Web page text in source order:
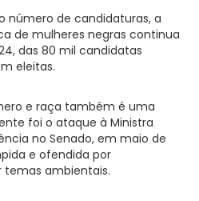
número de candidaturas, a
de mulheres negras continua
das 80 mil candidatas
eleitas.
e raça também é uma
foi o ataque à Ministra
no Senado, em maio de
e ofendida por
temas ambientais.